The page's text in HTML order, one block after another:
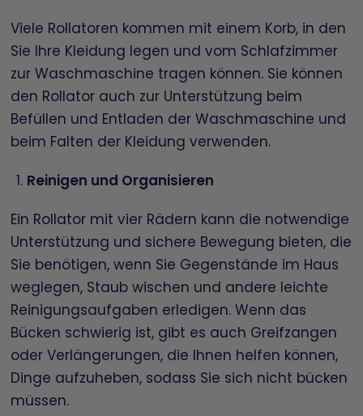
Viele Rollatoren kommen mit einem Korb, in den
Sie Ihre Kleidung legen und vom Schlafzimmer
zur Waschmaschine tragen können. Sie können
den Rollator auch zur Unterstützung beim
Befüllen und Entladen der Waschmaschine und
beim Falten der Kleidung verwenden.
Reinigen und Organisieren
Ein Rollator mit vier Rädern kann die notwendige
Unterstützung und sichere Bewegung bieten, die
Sie benötigen, wenn Sie Gegenstände im Haus
weglegen, Staub wischen und andere leichte
Reinigungsaufgaben erledigen. Wenn das
Bücken schwierig ist, gibt es auch Greifzangen
oder Verlängerungen, die Ihnen helfen können,
Dinge aufzuheben, sodass Sie sich nicht bücken
müssen.